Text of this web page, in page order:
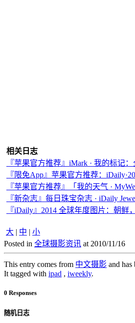
相关日志
『苹果官方推荐』iMark · 我的标记
『限免App』苹果官方推荐：
『苹果官方推荐』「我的天气 ·
『新杂志』每日珠宝杂志 · iDaily
『iDaily』2014 全球年度图片：朝鲜
大 | 中 | 小
Posted in 全球摄影资讯 at 2010/11/16
This entry comes from 中文摄影 and has
It tagged with ipad , iweekly.
0 Responses
随机日志